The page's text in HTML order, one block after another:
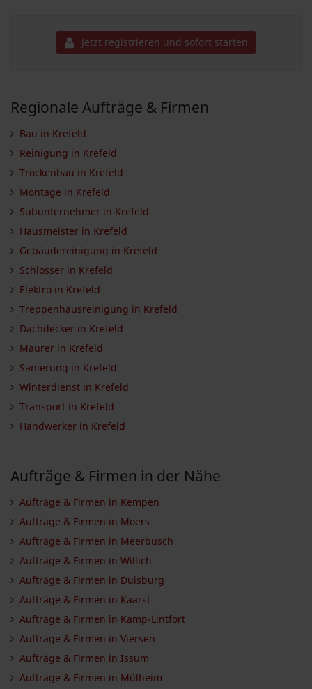
Jetzt registrieren und sofort starten
Regionale Aufträge & Firmen
Bau in Krefeld
Reinigung in Krefeld
Trockenbau in Krefeld
Montage in Krefeld
Subunternehmer in Krefeld
Hausmeister in Krefeld
Gebäudereinigung in Krefeld
Schlosser in Krefeld
Elektro in Krefeld
Treppenhausreinigung in Krefeld
Dachdecker in Krefeld
Maurer in Krefeld
Sanierung in Krefeld
Winterdienst in Krefeld
Transport in Krefeld
Handwerker in Krefeld
Aufträge & Firmen in der Nähe
Aufträge & Firmen in Kempen
Aufträge & Firmen in Moers
Aufträge & Firmen in Meerbusch
Aufträge & Firmen in Willich
Aufträge & Firmen in Duisburg
Aufträge & Firmen in Kaarst
Aufträge & Firmen in Kamp-Lintfort
Aufträge & Firmen in Viersen
Aufträge & Firmen in Issum
Aufträge & Firmen in Mülheim